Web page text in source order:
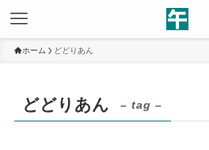
ホーム どどりあん
どどりあん – tag –